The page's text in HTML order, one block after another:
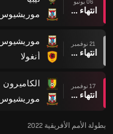
06 يونيو
انتهاء وقت المباراة
21 نوفمبر
انتهاء وقت المباراة
أنغولا
17 نوفمبر
انتهاء وقت المباراة
الكاميرون
بطولة الأمم الأفريقية 2022